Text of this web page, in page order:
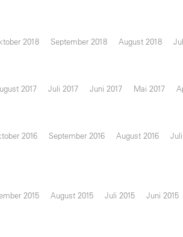
2018 September 2018 August 2018
2017 Juli 2017 Juni 2017 Mai 2017
2016 September 2016 August 2016
2015 August 2015 Juli 2015 Juni 2015